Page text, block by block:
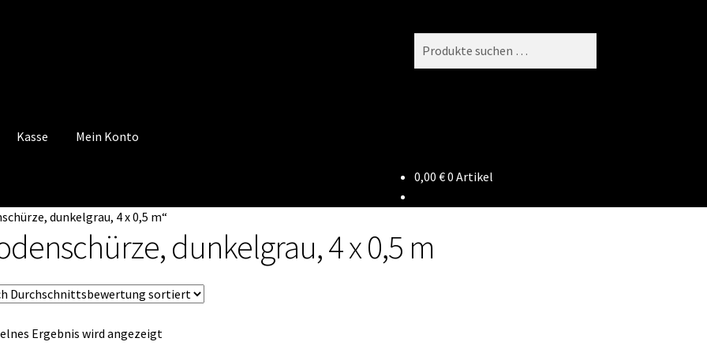
Kasse Mein Konto
0,00 €0 Artikel
dunkelgrau, 4 x 0,5 m“
dunkelgrau, 4 x 0,5 m
Ergebnis wird angezeigt